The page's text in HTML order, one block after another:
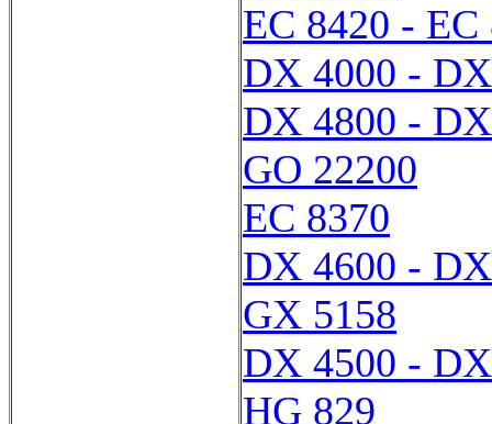
EC 8420 - EC
DX 4000 -
DX 4800 -
GO 22200
EC 8370
DX 4600 -
GX 5158
DX 4500 -
HG 829